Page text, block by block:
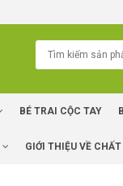
BÉ TRAI CỘC TAY
GIỚI THIỆU VỀ CHẤT